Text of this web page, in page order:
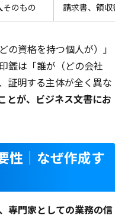
そのもの 請求書、領収書
の資格を持つ個人が）」
鑑は「誰が（どの会社
証明する主体が全く異な
とが、ビジネス文書にお
性｜なぜ作成す
専門家としての業務の信